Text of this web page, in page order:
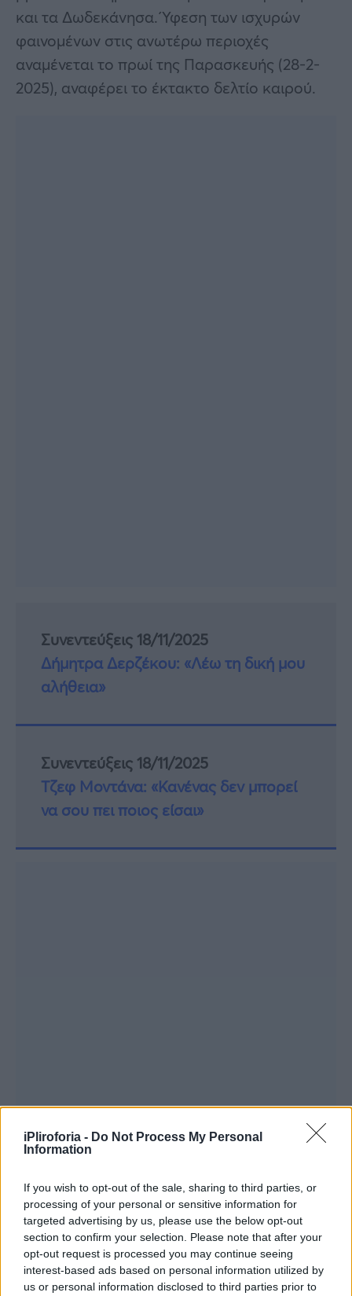
iPliroforia - Do Not Process My Personal
Information
If you wish to opt-out of the sale, sharing to third parties, or
processing of your personal or sensitive information for
targeted advertising by us, please use the below opt-out
section to confirm your selection. Please note that after your
opt-out request is processed you may continue seeing
interest-based ads based on personal information utilized by
us or personal information disclosed to third parties prior to
και τα Δωδεκάνησα. Ύφεση των ισχυρών
φαινομένων στις ανωτέρω περιοχές
αναμένεται το πρωί της Παρασκευής (28-2-
2025), αναφέρει το έκτακτο δελτίο καιρού.
Συνεντεύξεις 18/11/2025
Δήμητρα Δερζέκου: «Λέω τη δική μου
αλήθεια»
Συνεντεύξεις 18/11/2025
Τζεφ Μοντάνα: «Κανένας δεν μπορεί
να σου πει ποιος είσαι»